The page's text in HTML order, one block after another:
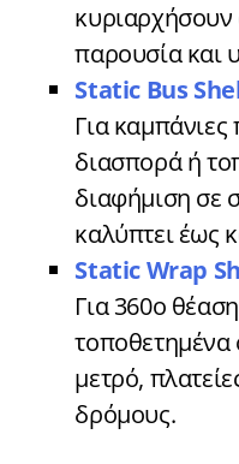
κυριαρχήσουν
παρουσία και
Static Bus
Για
διασπορά ή
διαφήμιση σε
καλύπτει έως
Static Wrap
Για 360ο
τοποθετημένα
μετρό,
δρόμους.